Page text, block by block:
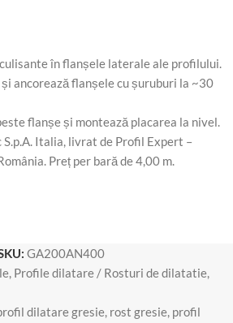
în flanșele laterale ale profilului.
ancorează flanșele cu șuruburi la ~30
flanșe și montează placarea la nivel.
Italia, livrat de Profil Expert –
Preț per bară de 4,00 m.
GA200AN400
, Profile dilatare / Rosturi de dilatatie,
dilatare gresie, rost gresie, profil